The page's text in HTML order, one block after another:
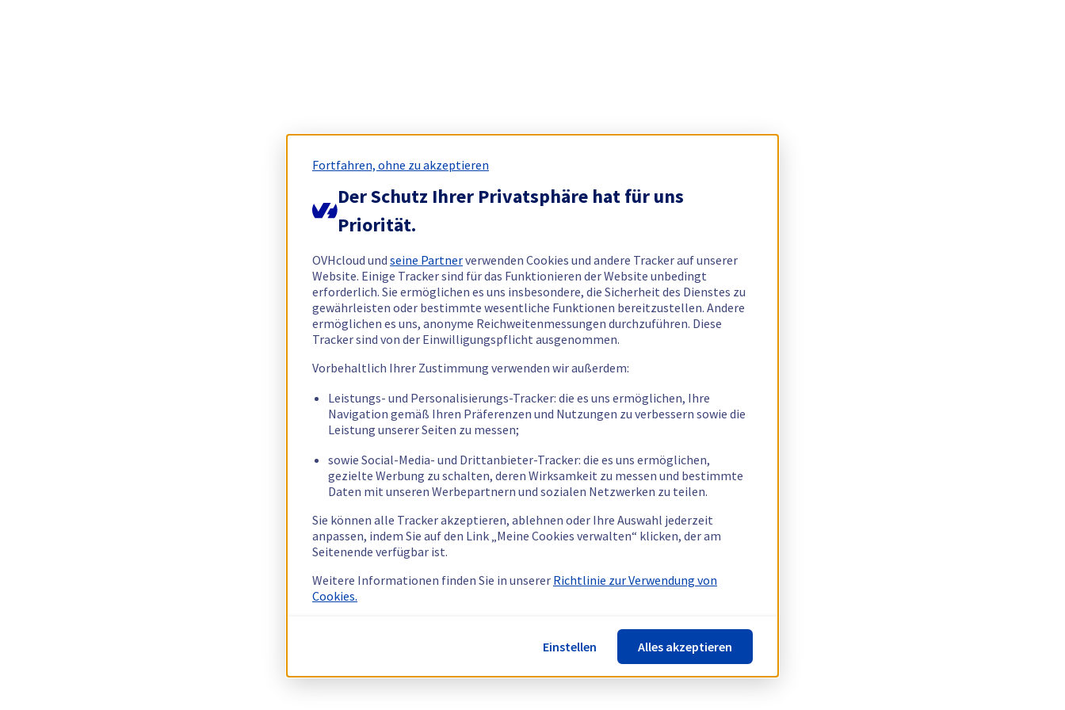
Fortfahren, ohne zu akzeptieren
Der Schutz Ihrer Privatsphäre hat für uns
Priorität.
OVHcloud und seine Partnerverwenden Cookies und andere Tracker auf unserer
Website. Einige Tracker sind für das Funktionieren der Website unbedingt
erforderlich. Sie ermöglichen es uns insbesondere, die Sicherheit des Dienstes zu
gewährleisten oder bestimmte wesentliche Funktionen bereitzustellen. Andere
ermöglichen es uns, anonyme Reichweitenmessungen durchzuführen. Diese
Tracker sind von der Einwilligungspflicht ausgenommen.
Vorbehaltlich Ihrer Zustimmung verwenden wir außerdem:
Leistungs- und Personalisierungs-Tracker: die es uns ermöglichen, Ihre
Navigation gemäß Ihren Präferenzen und Nutzungen zu verbessern sowie die
Leistung unserer Seiten zu messen;
sowie Social-Media- und Drittanbieter-Tracker: die es uns ermöglichen,
gezielte Werbung zu schalten, deren Wirksamkeit zu messen und bestimmte
Daten mit unseren Werbepartnern und sozialen Netzwerken zu teilen.
Sie können alle Tracker akzeptieren, ablehnen oder Ihre Auswahl jederzeit
anpassen, indem Sie auf den Link „Meine Cookies verwalten“ klicken, der am
Seitenende verfügbar ist.
Weitere Informationen finden Sie in unserer Richtlinie zur Verwendung von
Cookies.
Einstellen Alles akzeptieren